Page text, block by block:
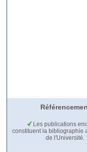
Les publications
constituent la bibliographie
de l'Université.